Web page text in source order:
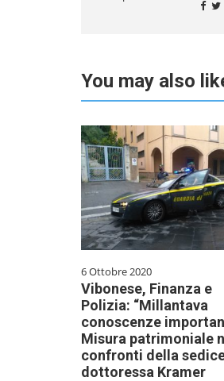
You may also
6 Ottobre 2020
Vibonese, Finanza e
Polizia: “Millantava
conoscenze
Misura patrimoniale
confronti della
dottoressa Kramer